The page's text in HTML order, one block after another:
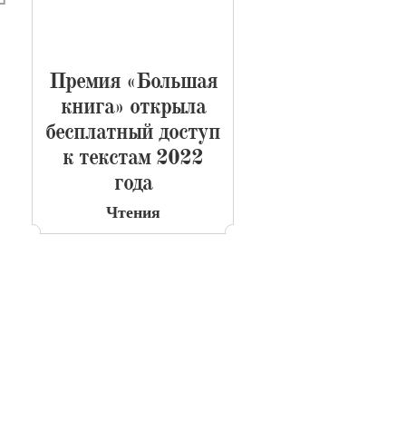
​Премия «Большая
книга» открыла
бесплатный доступ
к текстам 2022
года
Чтения